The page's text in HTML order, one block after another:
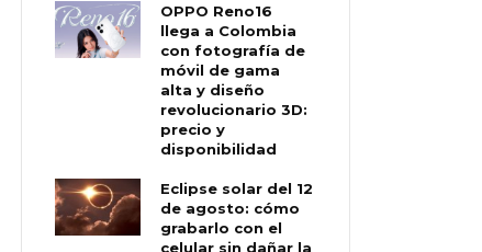
OPPO Reno16
llega a Colombia
con fotografía de
móvil de gama
alta y diseño
revolucionario 3D:
precio y
disponibilidad
Eclipse solar del 12
de agosto: cómo
grabarlo con el
celular sin dañar la